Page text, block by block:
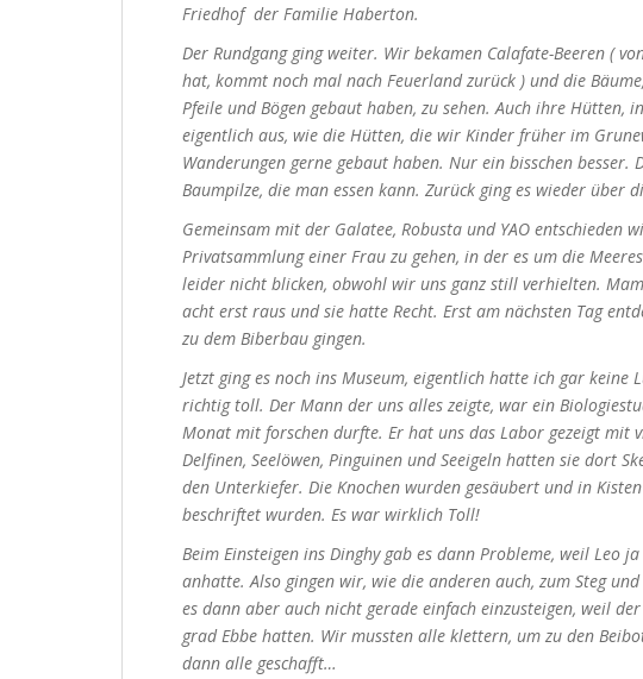
Friedhof der Familie Haberton.
Der Rundgang ging weiter. Wir bekamen Calafate-Beeren (
hat, kommt noch mal nach Feuerland zurück ) und die
Pfeile und Bögen gebaut haben, zu sehen. Auch ihre Hütten,
eigentlich aus, wie die Hütten, die wir Kinder früher im
Wanderungen gerne gebaut haben. Nur ein bisschen besser.
Baumpilze, die man essen kann. Zurück ging es wieder über
Gemeinsam mit der Galatee, Robusta und YAO entschieden
Privatsammlung einer Frau zu gehen, in der es um die
leider nicht blicken, obwohl wir uns ganz still verhielten.
acht erst raus und sie hatte Recht. Erst am nächsten Tag
zu dem Biberbau gingen.
Jetzt ging es noch ins Museum, eigentlich hatte ich gar keine
richtig toll. Der Mann der uns alles zeigte, war ein
Monat mit forschen durfte. Er hat uns das Labor gezeigt mit
Delfinen, Seelöwen, Pinguinen und Seeigeln hatten sie dort
den Unterkiefer. Die Knochen wurden gesäubert und in
beschriftet wurden. Es war wirklich Toll!
Beim Einsteigen ins Dinghy gab es dann Probleme, weil Leo
anhatte. Also gingen wir, wie die anderen auch, zum Steg
es dann aber auch nicht gerade einfach einzusteigen, weil
grad Ebbe hatten. Wir mussten alle klettern, um zu den
dann alle geschafft…